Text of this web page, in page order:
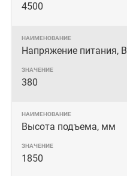
4500
Напряжение питания, В
380
Высота подъема, мм
1850